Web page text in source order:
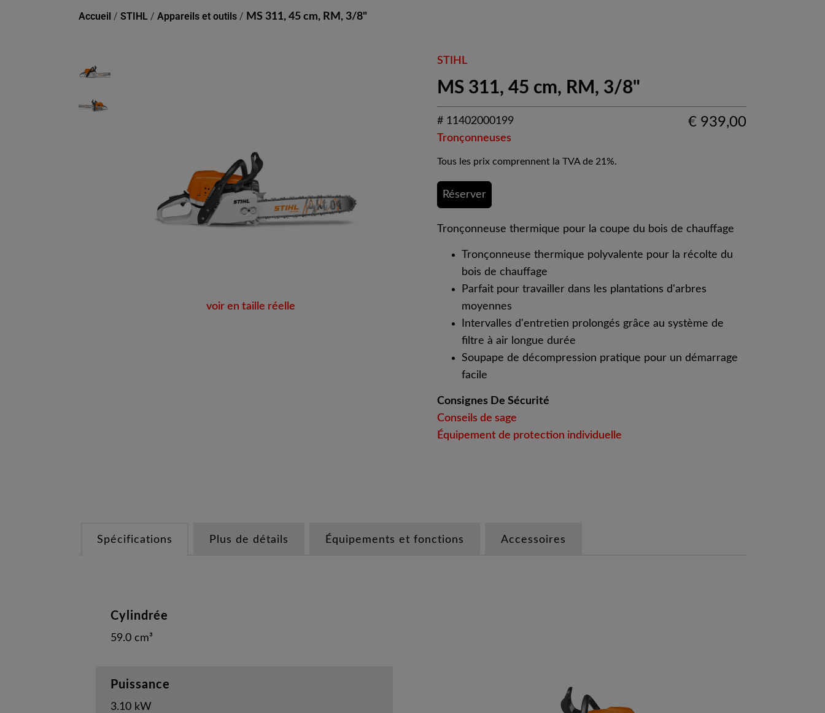
Accueil / STIHL / Appareils et outils / MS 311, 45 cm, RM, 3/8"
voir en taille réelle
STIHL
MS 311, 45 cm, RM, 3/8"
# 11402000199
Tronçonneuses
€ 939,00
Tous les prix comprennent la TVA de 21%.
Réserver
Tronçonneuse thermique pour la coupe du bois de chauffage
Tronçonneuse thermique polyvalente pour la récolte du
bois de chauffage
Parfait pour travailler dans les plantations d'arbres
moyennes
Intervalles d'entretien prolongés grâce au système de
filtre à air longue durée
Soupape de décompression pratique pour un démarrage
facile
Consignes De Sécurité
Conseils de sage
Équipement de protection individuelle
Spécifications Plus de détails Équipements et fonctions Accessoires
Cylindrée
59.0 cm³
Puissance
3.10 kW